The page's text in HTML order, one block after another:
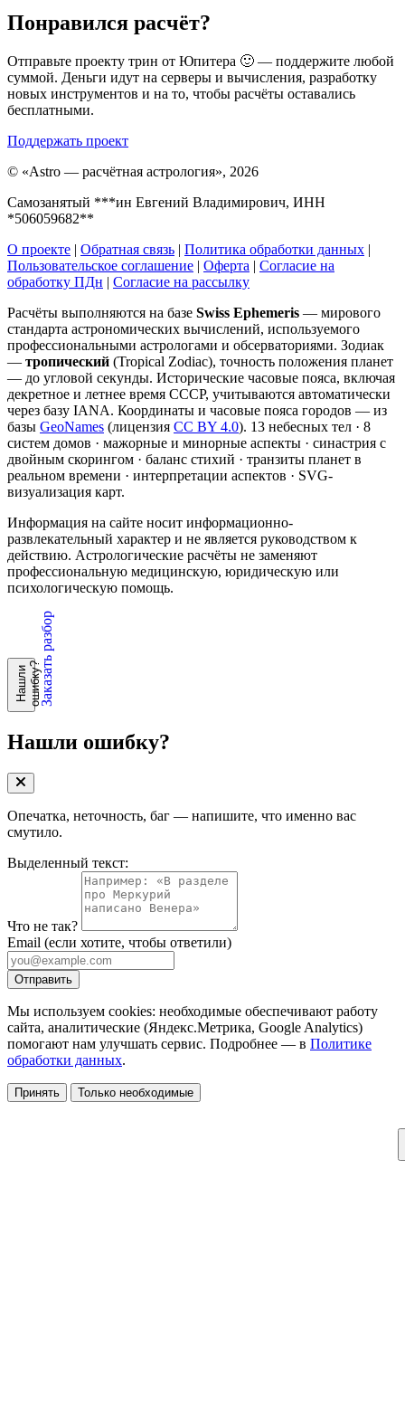
Понравился расчёт?
Отправьте проекту трин от Юпитера 🙂 — поддержите любой
суммой. Деньги идут на серверы и вычисления, разработку
новых инструментов и на то, чтобы расчёты оставались
бесплатными.
Поддержать проект
© «Astro — расчётная астрология», 2026
Самозанятый ***ин Евгений Владимирович, ИНН
*506059682**
О проекте | Обратная связь | Политика обработки данных |
Пользовательское соглашение | Оферта | Согласие на
обработку ПДн | Согласие на рассылку
Расчёты выполняются на базе Swiss Ephemeris — мирового
стандарта астрономических вычислений, используемого
профессиональными астрологами и обсерваториями. Зодиак
— тропический (Tropical Zodiac), точность положения планет
— до угловой секунды. Исторические часовые пояса, включая
декретное и летнее время СССР, учитываются автоматически
через базу IANA. Координаты и часовые пояса городов — из
базы GeoNames (лицензия CC BY 4.0). 13 небесных тел · 8
систем домов · мажорные и минорные аспекты · синастрия с
двойным скорингом · баланс стихий · транзиты планет в
реальном времени · интерпретации аспектов · SVG-
визуализация карт.
Информация на сайте носит информационно-
развлекательный характер и не является руководством к
действию. Астрологические расчёты не заменяют
профессиональную медицинскую, юридическую или
психологическую помощь.
Н
а
ш
л
и
о
ш
и
б
к
у?Заказать разбор
Нашли ошибку?
Опечатка, неточность, баг — напишите, что именно вас
смутило.
Выделенный текст:
Что не так?
Email (если хотите, чтобы ответили)
Отправить
Мы используем cookies: необходимые обеспечивают работу
сайта, аналитические (Яндекс.Метрика, Google Analytics)
помогают нам улучшать сервис. Подробнее — в Политике
обработки данных.
Принять Только необходимые